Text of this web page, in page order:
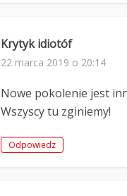
Krytyk idiotóf
22 marca 2019 o 20:14
Nowe pokolenie jest
Wszyscy tu zginiemy!
Odpowiedz